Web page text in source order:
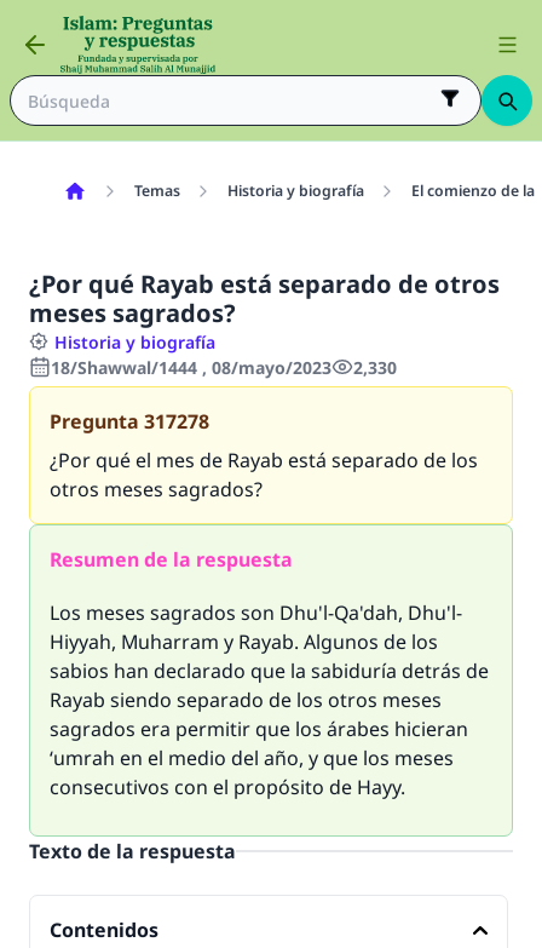
Temas Historia y biografía El comienzo de la
¿Por qué Rayab está separado de otros
meses sagrados?
Historia y biografía
18/Shawwal/1444 , 08/mayo/2023
2,330
Pregunta 317278
¿Por qué el mes de Rayab está separado de los
otros meses sagrados?
Resumen de la respuesta
Los meses sagrados son Dhu'l-Qa'dah, Dhu'l-
Hiyyah, Muharram y Rayab. Algunos de los
sabios han declarado que la sabiduría detrás de
Rayab siendo separado de los otros meses
sagrados era permitir que los árabes hicieran
‘umrah en el medio del año, y que los meses
consecutivos con el propósito de Hayy.
Texto de la respuesta
Contenidos